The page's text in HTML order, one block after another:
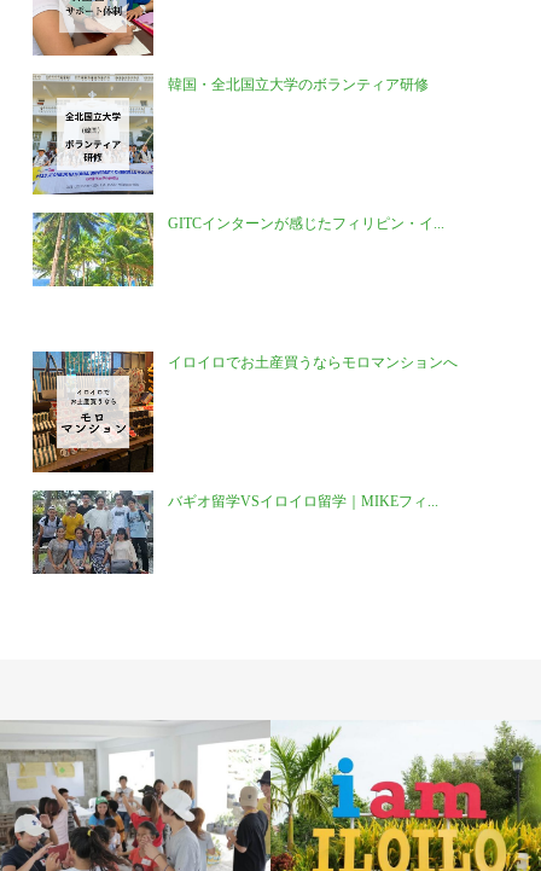
韓国・全北国立大学のボランティア研修
GITCインターンが感じたフィリピン・イ...
イロイロでお土産買うならモロマンションへ
バギオ留学VSイロイロ留学｜MIKEフィ...